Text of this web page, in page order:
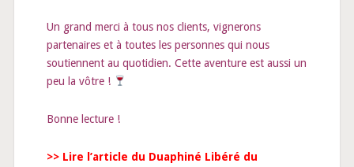
Un grand merci à tous nos clients, vignerons
partenaires et à toutes les personnes qui nous
soutiennent au quotidien. Cette aventure est aussi un
peu la vôtre !
Bonne lecture !
>> Lire l’article du Duaphiné Libéré du